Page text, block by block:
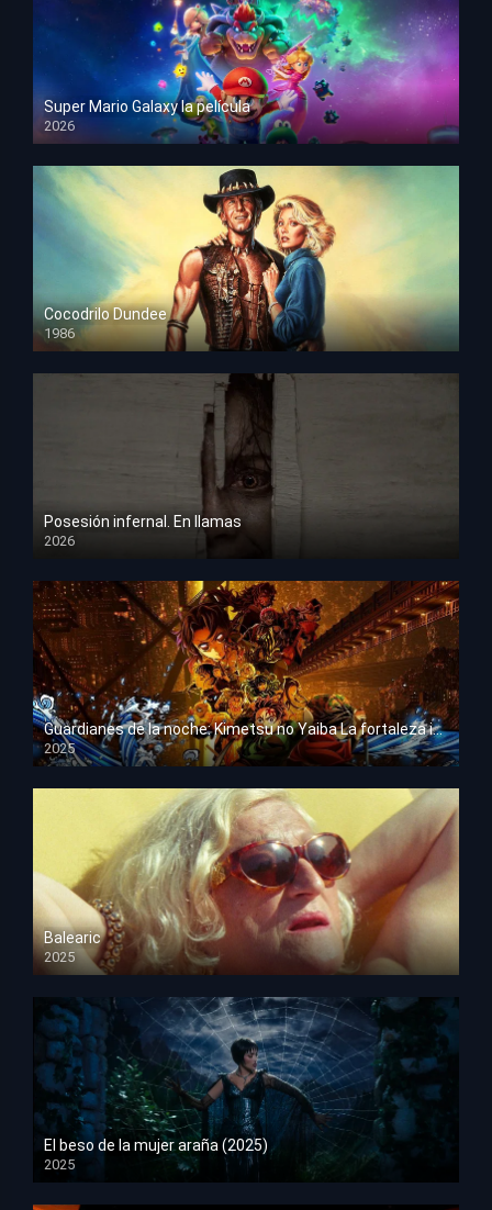
Super Mario Galaxy la película
2026
HD 1080p
Cocodrilo Dundee
1986
HD 1080p
Posesión infernal. En llamas
2026
HD 1080p
Guardianes de la noche: Kimetsu no Yaiba La fortaleza infinita
2025
HD 1080p
Balearic
2025
HD 1080p
El beso de la mujer araña (2025)
2025
HD 1080p